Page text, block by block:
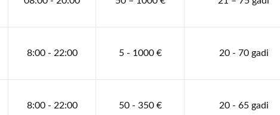
8:00 - 22:00 5 - 1000 € 20 - 70 gadi
8:00 - 22:00 50 - 350 € 20 - 65 gadi